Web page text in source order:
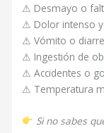
⚠ Desmayo o
⚠ Dolor intenso
⚠ Vómito o
⚠ Ingestión de
⚠ Accidentes o
⚠ Temperatura
Si no sabes